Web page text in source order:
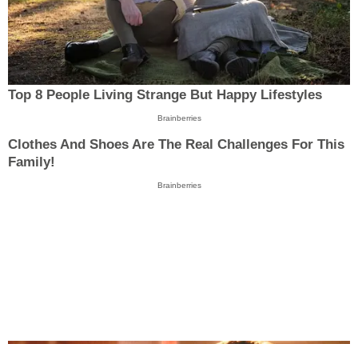
Top 8 People Living Strange But Happy Lifestyles
Brainberries
Clothes And Shoes Are The Real Challenges For This
Family!
Brainberries